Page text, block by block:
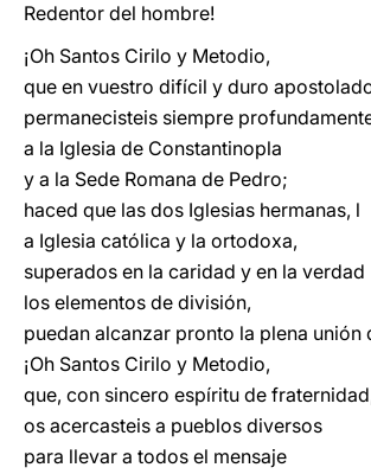
Redentor del hombre!
¡Oh Santos Cirilo y Metodio,
que en vuestro difícil y duro
permanecisteis siempre
a la Iglesia de Constantinopla
y a la Sede Romana de Pedro;
haced que las dos Iglesias hermanas, l
a Iglesia católica y la ortodoxa,
superados en la caridad y en la verdad
los elementos de división,
puedan alcanzar pronto la plena unión
¡Oh Santos Cirilo y Metodio,
que, con sincero espíritu de
os acercasteis a pueblos diversos
para llevar a todos el mensaje